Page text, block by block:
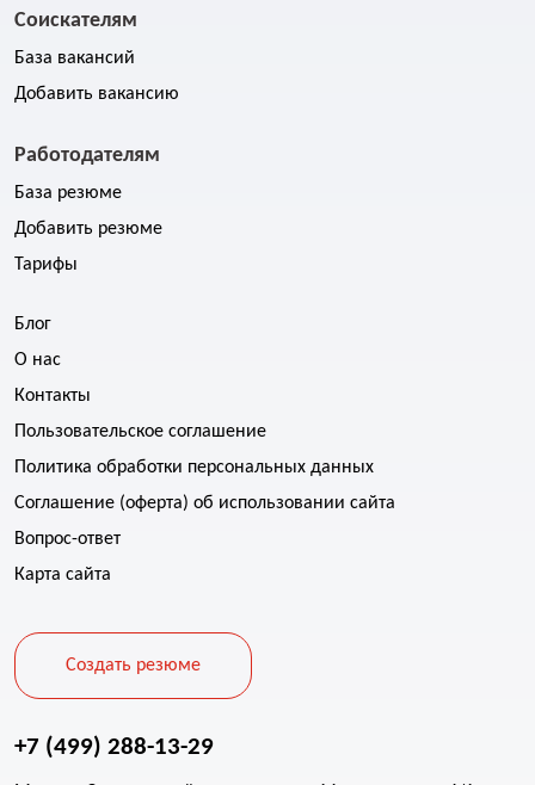
Соискателям
База вакансий
Добавить вакансию
Работодателям
База резюме
Добавить резюме
Тарифы
Блог
О нас
Контакты
Пользовательское соглашение
Политика обработки персональных данных
Соглашение (оферта) об использовании сайта
Вопрос-ответ
Карта сайта
Создать резюме
+7 (499) 288-13-29